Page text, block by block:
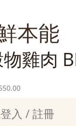
本能
雞肉
入 / 註冊